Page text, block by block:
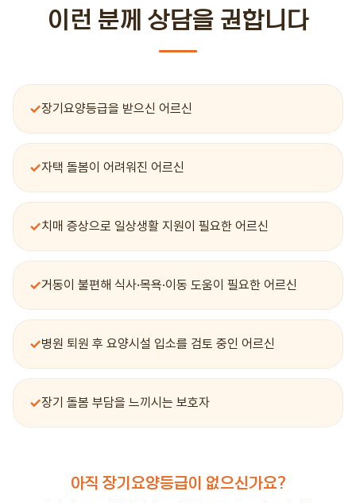
이런 분께 상담을 권합니다
✓장기요양등급을 받으신 어르신
✓자택 돌봄이 어려워진 어르신
✓치매 증상으로 일상생활 지원이 필요한 어르신
✓거동이 불편해 식사·목욕·이동 도움이 필요한 어르신
✓병원 퇴원 후 요양시설 입소를 검토 중인 어르신
✓장기 돌봄 부담을 느끼시는 보호자
아직 장기요양등급이 없으신가요?